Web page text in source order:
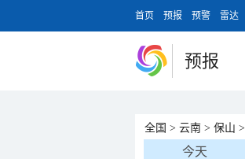
首页 预报 预警 雷达
预报
全国 > 云南 > 保山 >
今天